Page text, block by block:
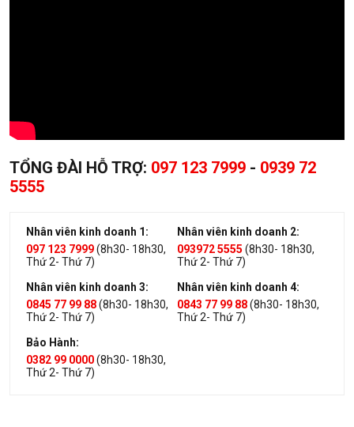
TỔNG ĐÀI HỖ TRỢ: 097 123 7999 - 0939 72
5555
Nhân viên kinh doanh 1:
097 123 7999(8h30- 18h30,
Thứ 2- Thứ 7)
Nhân viên kinh doanh 2:
093972 5555 (8h30- 18h30,
Thứ 2- Thứ 7)
Nhân viên kinh doanh 3:
0845 77 99 88(8h30- 18h30,
Thứ 2- Thứ 7)
Nhân viên kinh doanh 4:
0843 77 99 88(8h30- 18h30,
Thứ 2- Thứ 7)
Bảo Hành:
0382 99 0000(8h30- 18h30,
Thứ 2- Thứ 7)